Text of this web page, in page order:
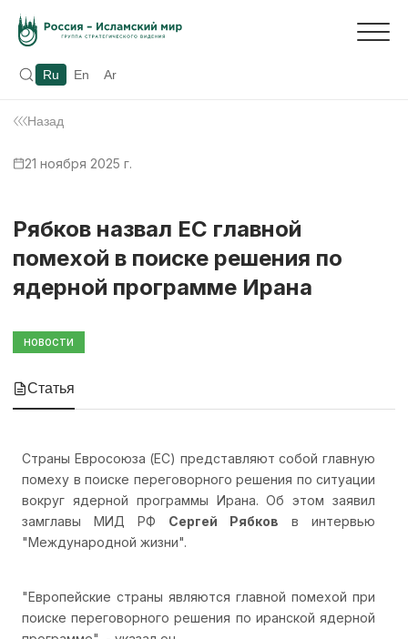
Ru En Ar
Назад
21 ноября 2025 г.
Рябков назвал ЕС главной
помехой в поиске решения по
ядерной программе Ирана
НОВОСТИ
Статья
Страны Евросоюза (ЕС) представляют собой главную
помеху в поиске переговорного решения по ситуации
вокруг ядерной программы Ирана. Об этом заявил
замглавы МИД РФ Сергей Рябков в интервью
"Международной жизни".
"Европейские страны являются главной помехой при
поиске переговорного решения по иранской ядерной